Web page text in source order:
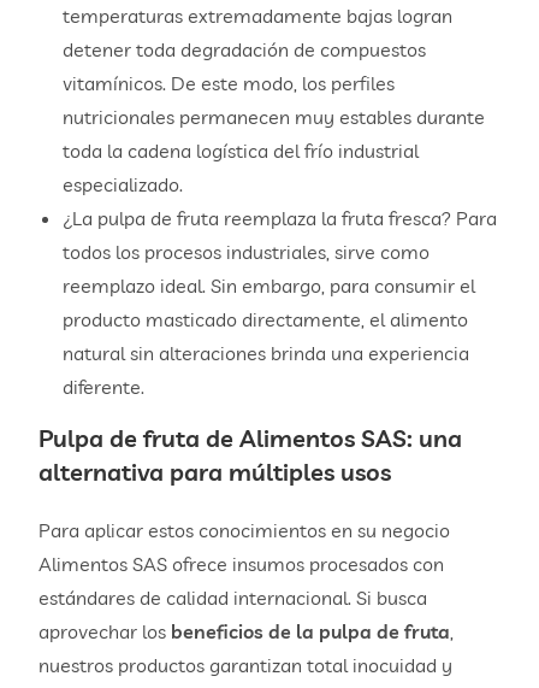
temperaturas extremadamente bajas logran
detener toda degradación de compuestos
vitamínicos. De este modo, los perfiles
nutricionales permanecen muy estables durante
toda la cadena logística del frío industrial
especializado.
¿La pulpa de fruta reemplaza la fruta fresca? Para
todos los procesos industriales, sirve como
reemplazo ideal. Sin embargo, para consumir el
producto masticado directamente, el alimento
natural sin alteraciones brinda una experiencia
diferente.
Pulpa de fruta de Alimentos SAS: una
alternativa para múltiples usos
Para aplicar estos conocimientos en su negocio
Alimentos SAS ofrece insumos procesados con
estándares de calidad internacional. Si busca
aprovechar los beneficios de la pulpa de fruta,
nuestros productos garantizan total inocuidad y